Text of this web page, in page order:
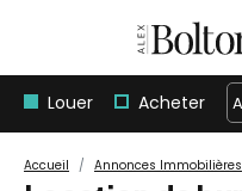
Louer Acheter
Accueil Annonces Immobilières